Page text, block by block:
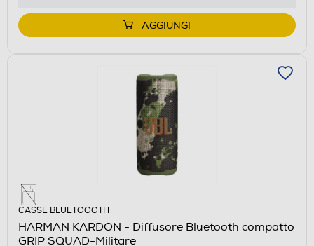
AGGIUNGI
CASSE BLUETOOOTH
HARMAN KARDON - Diffusore Bluetooth compatto
GRIP SQUAD-Militare